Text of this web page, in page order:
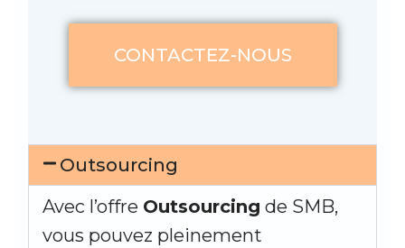
CONTACTEZ-NOUS
Outsourcing
Avec l’offre Outsourcing de SMB,
vous pouvez pleinement